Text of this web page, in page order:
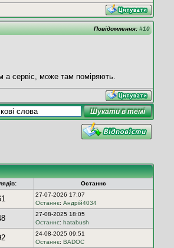
Повідомлення: #10
а сервіс, може там поміряють.
Останнє
27-07-2026 17:07
Останнє: Андрій4034
27-08-2025 18:05
Останнє: hatabush
24-08-2025 09:51
Останнє: BADOC